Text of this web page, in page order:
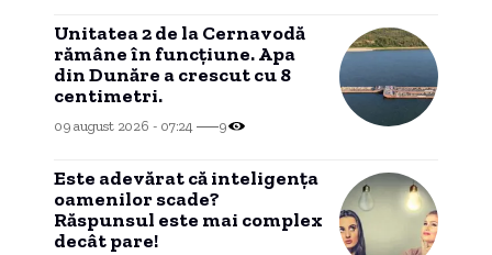
Unitatea 2 de la Cernavodă
rămâne în funcțiune. Apa
din Dunăre a crescut cu 8
centimetri.
09 august 2026 - 07:24 9
Este adevărat că inteligența
oamenilor scade?
Răspunsul este mai complex
decât pare!